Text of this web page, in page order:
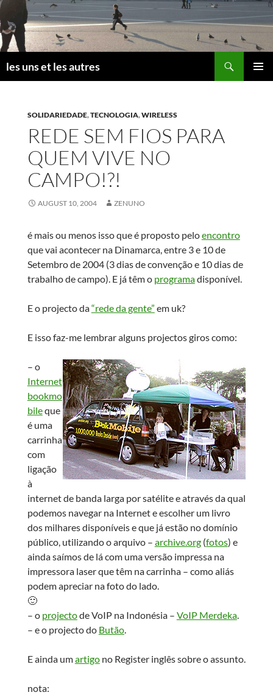
Skip
to
content
les uns et les autres
SOLIDARIEDADE,TECNOLOGIA,WIRELESS
REDE SEM FIOS PARA
QUEM VIVE NO
CAMPO!?!
AUGUST 10, 2004 ZENUNO
é mais ou menos isso que é proposto peloencontro
que vai acontecer na Dinamarca, entre 3 e 10 de
Setembro de 2004 (3 dias de convenção e 10 dias de
trabalho de campo). E já têm o programadisponível.
E o projecto da“rede da gente” em uk?
E isso faz-me lembrar alguns projectos giros como:
– o
Internet
bookmo
bileque
é uma
carrinha
com
ligação
à
internet de banda larga por satélite e através da qual
podemos navegar na Internet e escolher um livro
dos milhares disponíveis e que já estão no domínio
público, utilizando o arquivo – archive.org(fotos) e
ainda saímos de lá com uma versão impressa na
impressora laser que têm na carrinha – como aliás
podem apreciar na foto do lado.
🙂
– o projectode VoIP na Indonésia – VoIP Merdeka.
– e o projecto do Butão.
E ainda umartigono Register inglês sobre o assunto.
nota: